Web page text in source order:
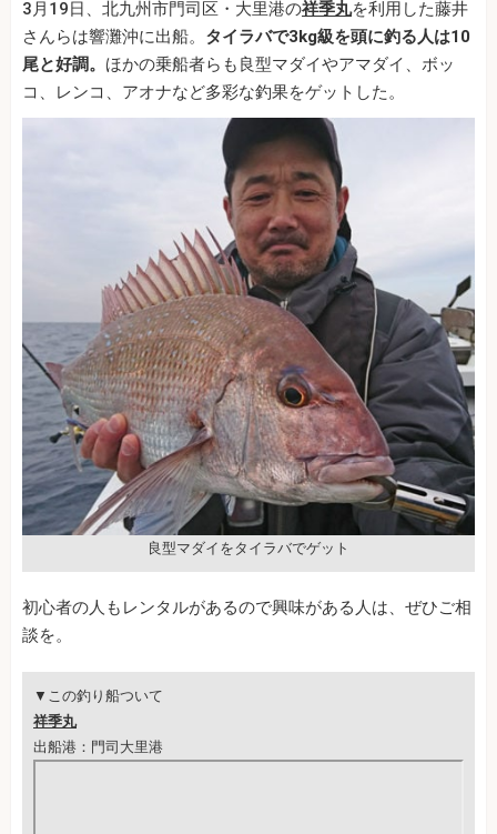
3月19日、北九州市門司区・大里港の祥季丸を利用した藤井
さんらは響灘沖に出船。 タイラバで3kg級を頭に釣る人は10
尾と好調。 ほかの乗船者らも良型マダイやアマダイ、ボッ
コ、レンコ、アオナなど多彩な釣果をゲットした。
良型マダイをタイラバでゲット
初心者の人もレンタルがあるので興味がある人は、ぜひご相
談を。
▼この釣り船ついて
祥季丸
出船港：門司大里港